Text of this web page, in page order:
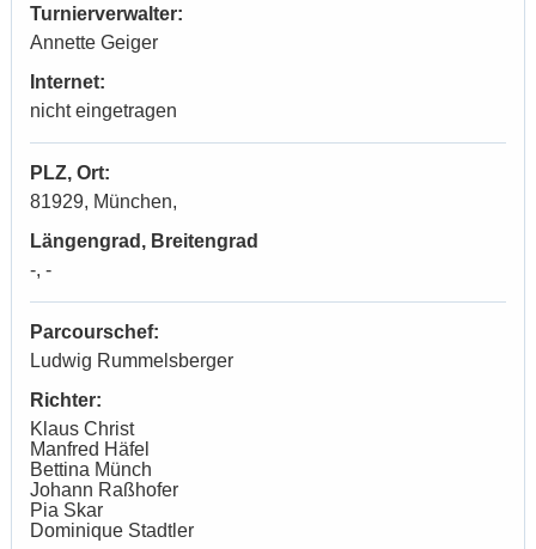
Turnierverwalter:
Annette Geiger
Internet:
nicht eingetragen
PLZ, Ort:
81929, München,
Längengrad, Breitengrad
-, -
Parcourschef:
Ludwig Rummelsberger
Richter:
Klaus Christ
Manfred Häfel
Bettina Münch
Johann Raßhofer
Pia Skar
Dominique Stadtler